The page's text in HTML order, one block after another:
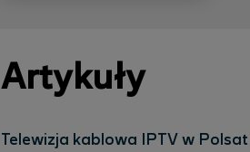
Artykuły
Telewizja kablowa IPTV w